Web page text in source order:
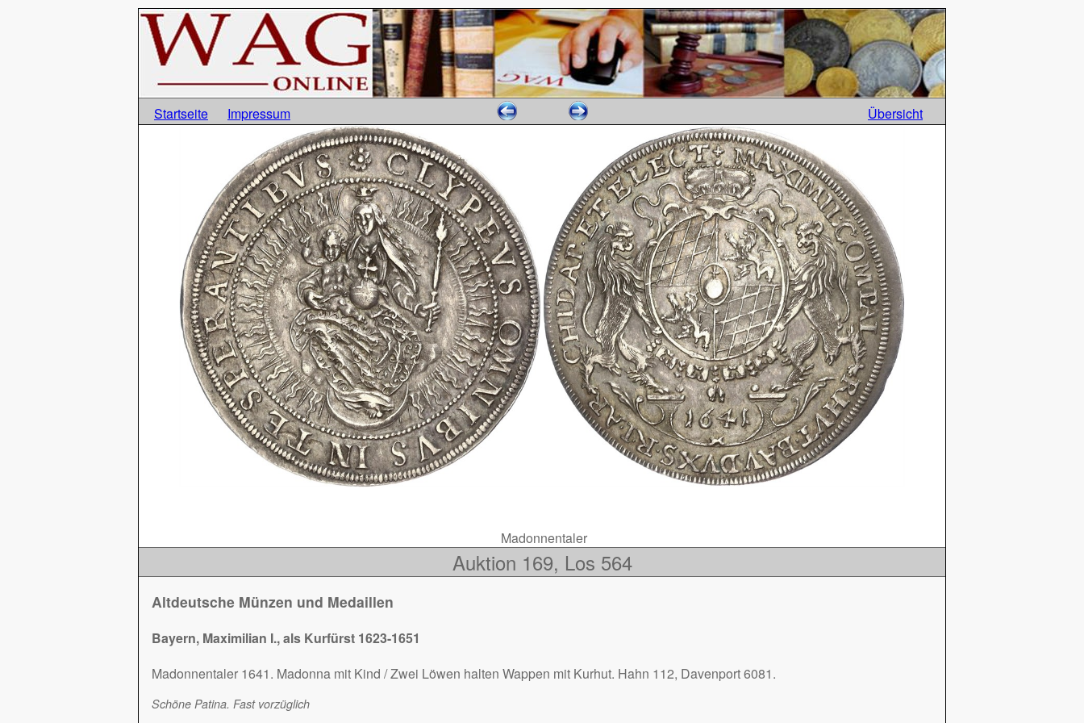
Startseite Impressum Übersicht
Madonnentaler
Auktion 169, Los 564
Altdeutsche Münzen und Medaillen
Bayern, Maximilian I., als Kurfürst 1623-1651
Madonnentaler 1641. Madonna mit Kind / Zwei Löwen halten Wappen mit Kurhut. Hahn 112, Davenport 6081.
Schöne Patina. Fast vorzüglich